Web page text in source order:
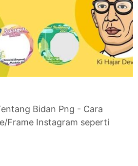
Bidan Png - Cara
Frame Instagram seperti